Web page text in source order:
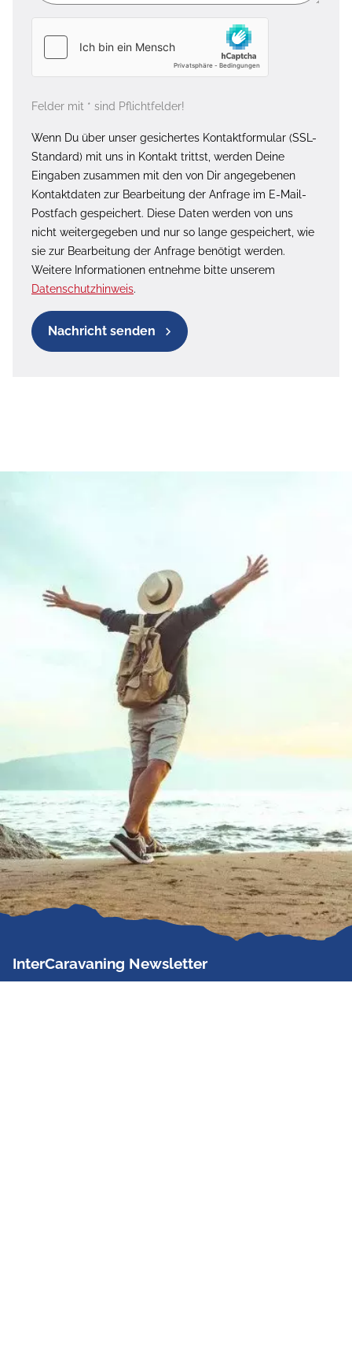
Felder mit * sind Pflichtfelder!
Wenn Du über unser gesichertes Kontaktformular (SSL-
Standard) mit uns in Kontakt trittst, werden Deine
Eingaben zusammen mit den von Dir angegebenen
Kontaktdaten zur Bearbeitung der Anfrage im E-Mail-
Postfach gespeichert. Diese Daten werden von uns
nicht weitergegeben und nur so lange gespeichert, wie
sie zur Bearbeitung der Anfrage benötigt werden.
Weitere Informationen entnehme bitte unserem
Datenschutzhinweis.
Nachricht senden
InterCaravaning Newsletter